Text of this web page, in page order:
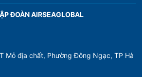
ĐOÀN AIRSEAGLOBAL
Mỏ địa chất, Phường Đông Ngạc, TP Hà